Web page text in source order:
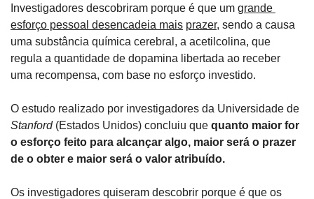
Investigadores descobriram porque é que um grande
esforço pessoal desencadeia mais prazer, sendo a causa
uma substância química cerebral, a acetilcolina, que
regula a quantidade de dopamina libertada ao receber
uma recompensa, com base no esforço investido.
Stanford (Estados Unidos) concluiu que quanto maior for
o esforço feito para alcançar algo, maior será o prazer
de o obter e maior será o valor atribuído.
Os investigadores quiseram descobrir porque é que os